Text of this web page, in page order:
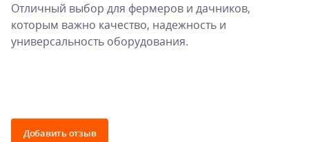
Отличный выбор для фермеров и дачников,
которым важно качество, надежность и
универсальность оборудования.
Добавить отзыв